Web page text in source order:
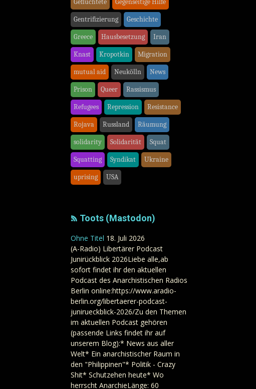
Geflüchtete Gegenseitige Hilfe
Gentrifizierung Geschichte
Greece Hausbesetzung Iran
Knast Kropotkin Migration
mutual aid Neukölln News
Prison Queer Rassismus
Refugees Repression Resistance
Rojava Russland Räumung
solidarity Solidarität Squat
Squatting Syndikat Ukraine
uprising USA
Toots (Mastodon)
Ohne Titel 18. Juli 2026
(A-Radio) Libertärer Podcast
Junirückblick 2026Liebe alle,ab
sofort findet ihr den aktuellen
Podcast des Anarchistischen Radios
Berlin online:https://www.aradio-
berlin.org/libertaerer-podcast-
junirueckblick-2026/Zu den Themen
im aktuellen Podcast gehören
(passende Links findet ihr auf
unserem Blog):* News aus aller
Welt* Ein anarchistischer Raum in
den "Philippinen"* Politik - Crazy
Shit* Schutzehen heute* Wo
herrscht AnarchieLänge: 60